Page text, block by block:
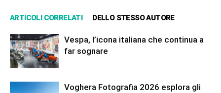
ARTICOLI CORRELATI DELLO STESSO AUTORE
Vespa, l’icona italiana che continua a
far sognare
Voghera Fotografia 2026 esplora gli